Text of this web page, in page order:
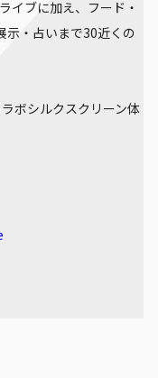
イブに加え、フード・
示・占いまで30近くの
ボシルクスクリーン体